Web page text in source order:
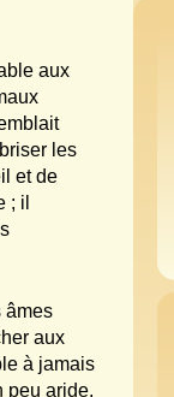
aux
les
et de
; il
âmes
aux
à jamais
peu aride,